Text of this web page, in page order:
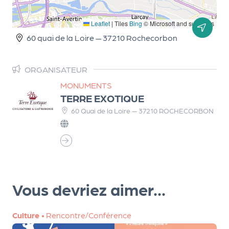
Leaflet | Tiles Bing © Microsoft and suppliers
60 quai de la Loire — 37210 Rochecorbon
ORGANISATEUR
MONUMENTS
TERRE EXOTIQUE
60 Quai de la Loire — 37210 ROCHECORBON
Vous devriez aimer...
Culture • Rencontre/Conférence
m
e
n
t
A
u
o
g